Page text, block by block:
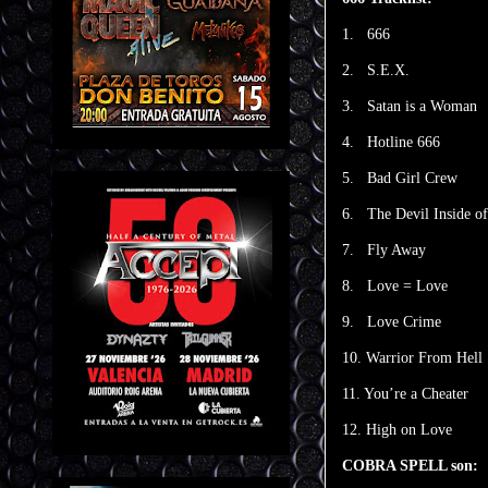
1. 666
2. S.E.X.
3. Satan is a Woman
4. Hotline 666
5. Bad Girl Crew
6. The Devil Inside
7. Fly Away
8. Love = Love
9. Love Crime
10. Warrior From Hell
11. You’re a Cheater
12. High on Love
COBRA SPELL son: